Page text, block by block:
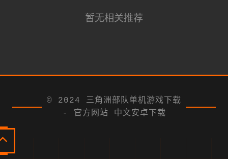
暂无相关推荐
© 2024 三角洲部队单机游戏下载
- 官方网站 中文安卓下载